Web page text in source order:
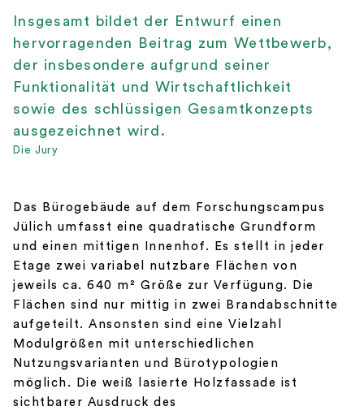
Insgesamt bildet der Entwurf einen
hervorragenden Beitrag zum Wettbewerb,
der insbesondere aufgrund seiner
Funktionalität und Wirtschaftlichkeit
sowie des schlüssigen Gesamtkonzepts
ausgezeichnet wird.
Die Jury
Das Bürogebäude auf dem Forschungscampus
Jülich umfasst eine quadratische Grundform
und einen mittigen Innenhof. Es stellt in jeder
Etage zwei variabel nutzbare Flächen von
jeweils ca. 640 m² Größe zur Verfügung. Die
Flächen sind nur mittig in zwei Brandabschnitte
aufgeteilt. Ansonsten sind eine Vielzahl
Modulgrößen mit unterschiedlichen
Nutzungsvarianten und Bürotypologien
möglich. Die weiß lasierte Holzfassade ist
sichtbarer Ausdruck des